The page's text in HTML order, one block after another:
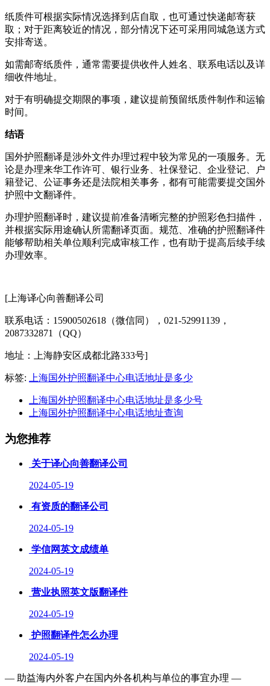
纸质件可根据实际情况选择到店自取，也可通过快递邮寄获
取；对于距离较近的情况，部分情况下还可采用同城急送方式
安排寄送。
如需邮寄纸质件，通常需要提供收件人姓名、联系电话以及详
细收件地址。
对于有明确提交期限的事项，建议提前预留纸质件制作和运输
时间。
结语
国外护照翻译是涉外文件办理过程中较为常见的一项服务。无
论是办理来华工作许可、银行业务、社保登记、企业登记、户
籍登记、公证事务还是法院相关事务，都有可能需要提交国外
护照中文翻译件。
办理护照翻译时，建议提前准备清晰完整的护照彩色扫描件，
并根据实际用途确认所需翻译页面。规范、准确的护照翻译件
能够帮助相关单位顺利完成审核工作，也有助于提高后续手续
办理效率。
[上海译心向善翻译公司
联系电话：15900502618（微信同），021-52991139，
2087332871（QQ）
地址：上海静安区成都北路333号]
标签: 上海国外护照翻译中心电话地址是多少
上海国外护照翻译中心电话地址是多少号
上海国外护照翻译中心电话地址查询
为您推荐
关于译心向善翻译公司
2024-05-19
有资质的翻译公司
2024-05-19
学信网英文成绩单
2024-05-19
营业执照英文版翻译件
2024-05-19
护照翻译件怎么办理
2024-05-19
— 助益海内外客户在国内外各机构与单位的事宜办理 —